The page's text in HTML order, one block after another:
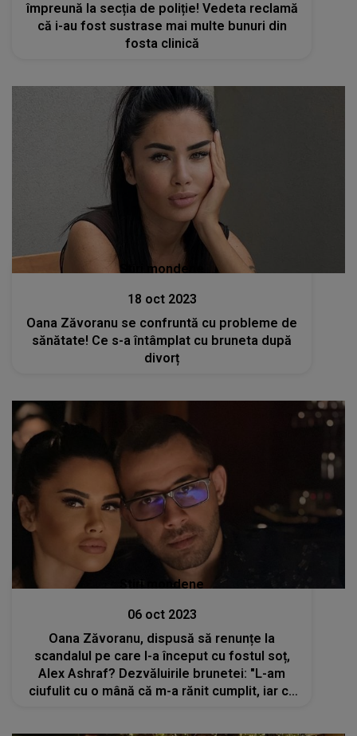
împreună la secția de poliție! Vedeta reclamă
că i-au fost sustrase mai multe bunuri din
fosta clinică
Stiri mondene
18 oct 2023
Oana Zăvoranu se confruntă cu probleme de
sănătate! Ce s-a întâmplat cu bruneta după
divorț
Stiri mondene
06 oct 2023
Oana Zăvoranu, dispusă să renunțe la
scandalul pe care l-a început cu fostul soț,
Alex Ashraf? Dezvăluirile brunetei: "L-am
ciufulit cu o mână că m-a rănit cumplit, iar cu